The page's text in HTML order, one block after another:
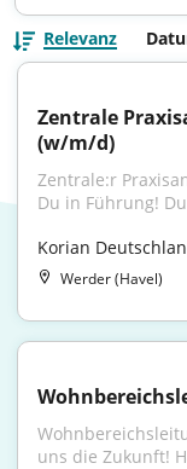
Relevanz
Zentrale
(w/m/d)
Zentrale:r
Du in Führung!
Korian
Werder (Havel)
uns die Zukunft!